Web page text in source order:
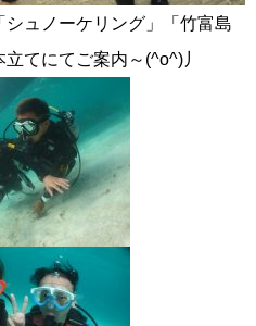
ュノーケリング」「竹富島
てにてご案内～(^o^)丿